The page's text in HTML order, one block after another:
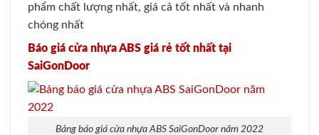
phẩm chất lượng nhất, giá cả tốt nhất và nhanh
chóng nhất
Báo giá cửa nhựa ABS giá rẻ tốt nhất tại
SaiGonDoor
Bảng báo giá cửa nhựa ABS SaiGonDoor năm 2022